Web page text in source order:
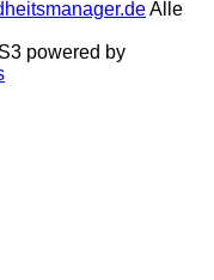
Alle
powered by